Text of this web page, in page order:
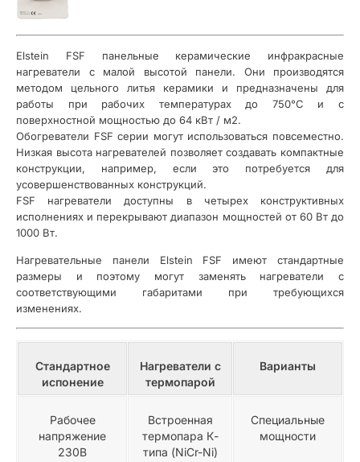
Elstein FSF панельные керамические инфракрасные
нагреватели с малой высотой панели. Они производятся
методом цельного литья керамики и предназначены для
работы при рабочих температурах до 750°С и с
поверхностной мощностью до 64 кВт / м2.
Обогреватели FSF серии могут использоваться повсеместно.
Низкая высота нагревателей позволяет создавать компактные
конструкции, например, если это потребуется для
усовершенствованных конструкций.
FSF нагреватели доступны в четырех конструктивных
исполнениях и перекрывают диапазон мощностей от 60 Вт до
1000 Вт.
Нагревательные панели Elstein FSF имеют стандартные
размеры и поэтому могут заменять нагреватели с
соответствующими габаритами при требующихся
изменениях.
Стандартное
испонение
Нагреватели с
термопарой
Варианты
Рабочее
напряжение
230В
Встроенная
термопара К-
типа (NiCr-Ni)
Специальные
мощности